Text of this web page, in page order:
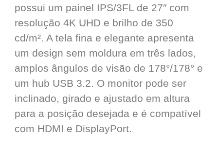
possui um painel IPS/3FL de 27″ com
resolução 4K UHD e brilho de 350
cd/m². A tela fina e elegante apresenta
um design sem moldura em três lados,
amplos ângulos de visão de 178°/178° e
um hub USB 3.2. O monitor pode ser
inclinado, girado e ajustado em altura
para a posição desejada e é compatível
com HDMI e DisplayPort.